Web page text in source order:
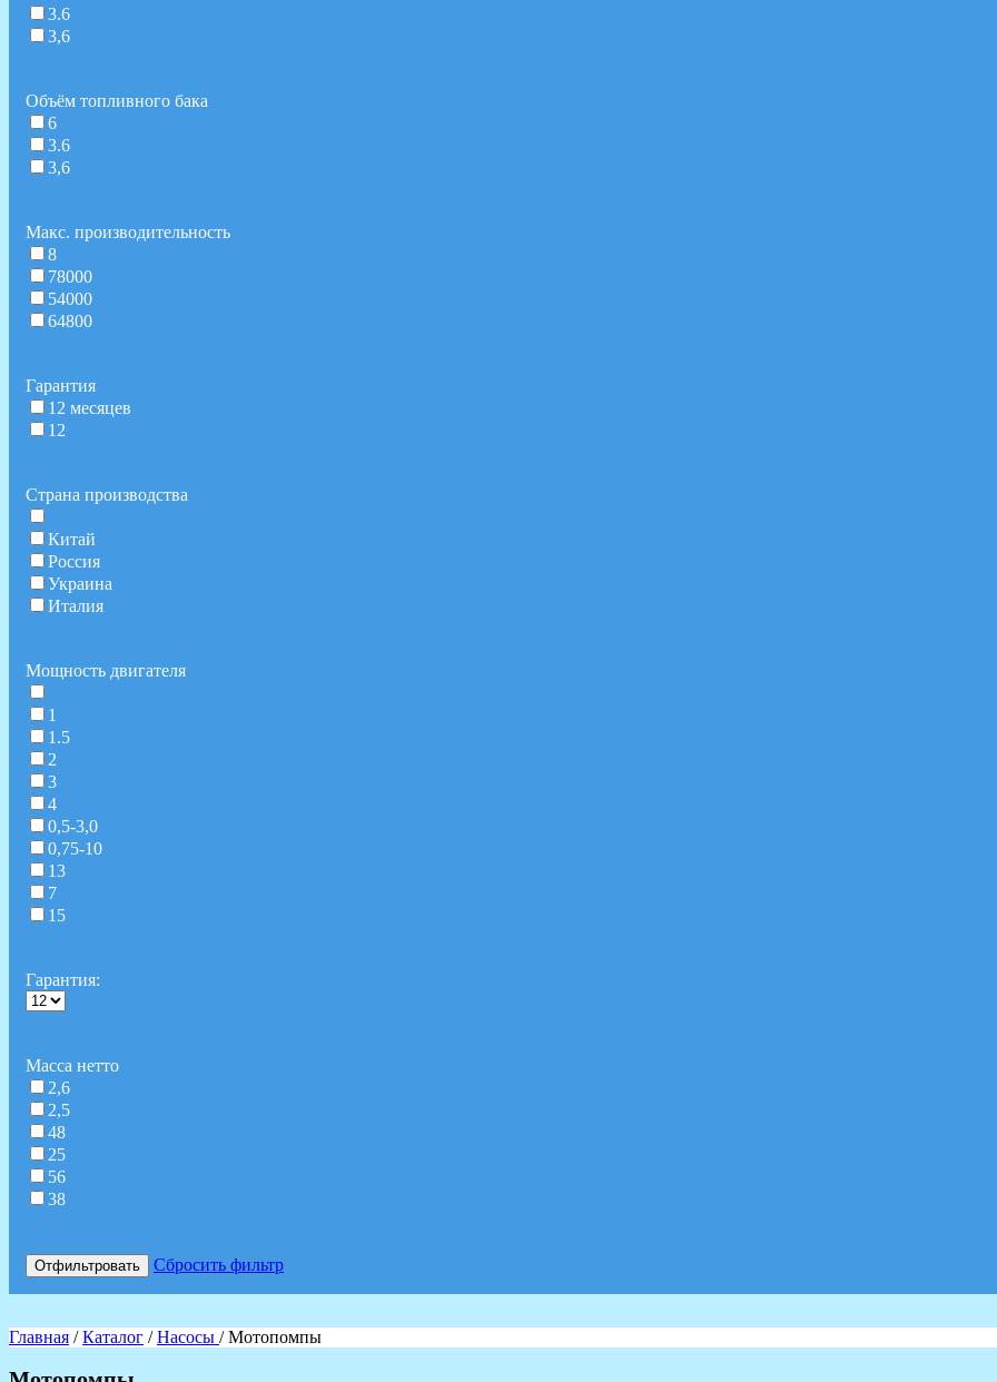
3.6
3,6
Объём топливного бака
6
3.6
3,6
Макс. производительность
8
78000
54000
64800
Гарантия
12 месяцев
12
Страна производства
Китай
Россия
Украина
Италия
Мощность двигателя
1
1.5
2
3
4
0,5-3,0
0,75-10
13
7
15
Гарантия:
Масса нетто
2,6
2,5
48
25
56
38
Отфильтровать Сбросить фильтр
Главная /Каталог /Насосы / Мотопомпы